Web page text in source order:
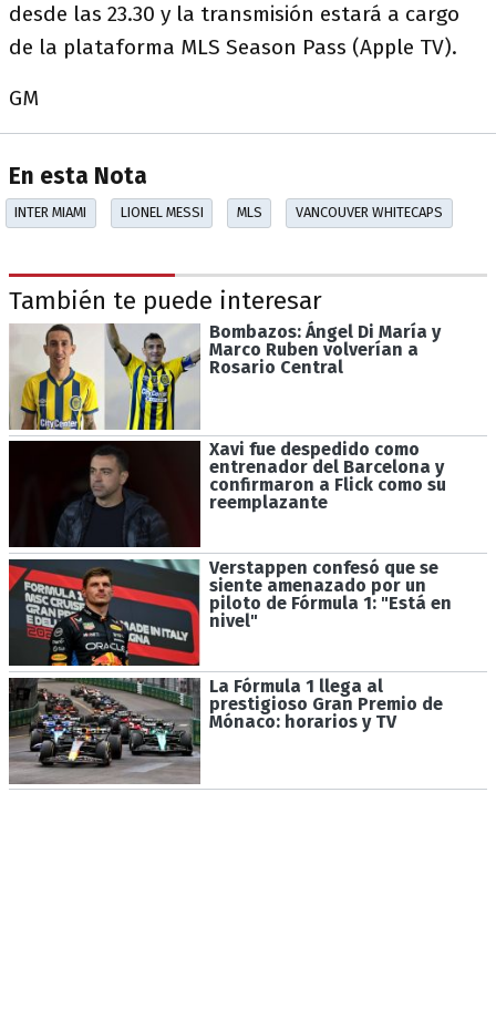
desde las 23.30 y la transmisión estará a cargo
de la plataforma MLS Season Pass (Apple TV).
GM
En esta Nota
INTER MIAMI LIONEL MESSI MLS VANCOUVER WHITECAPS
También te puede interesar
Bombazos: Ángel Di María y
Marco Ruben volverían a
Rosario Central
Xavi fue despedido como
entrenador del Barcelona y
confirmaron a Flick como su
reemplazante
Verstappen confesó que se
siente amenazado por un
piloto de Fórmula 1: "Está en
nivel"
La Fórmula 1 llega al
prestigioso Gran Premio de
Mónaco: horarios y TV